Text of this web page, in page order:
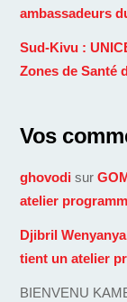
ambassadeurs
Sud-Kivu :
Zones de Santé
Vos
ghovodi sur
atelier
Djibril Wenyanya
tient un atelier
BIENVENU